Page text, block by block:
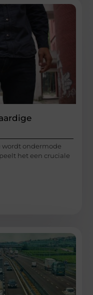
wordt ondermode
het een cruciale